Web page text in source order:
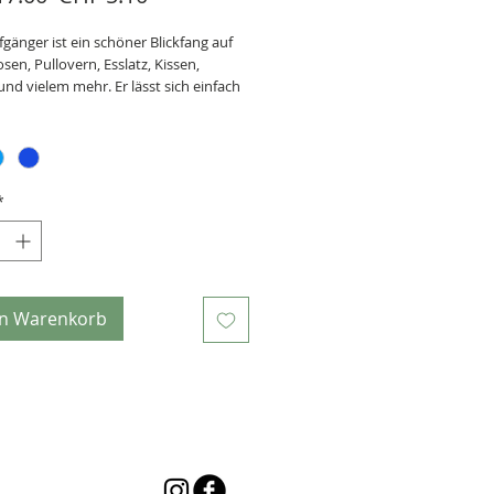
ist ein schöner Blickfang auf
Pullovern, Esslatz, Kissen,
vielem mehr. Er lässt sich einfach
nicht ausgedient und wird mit
zu einem Unikat.
auf Baumwollstoff
motivgenau ausgeschnitten
x 8 cm
Warenkorb